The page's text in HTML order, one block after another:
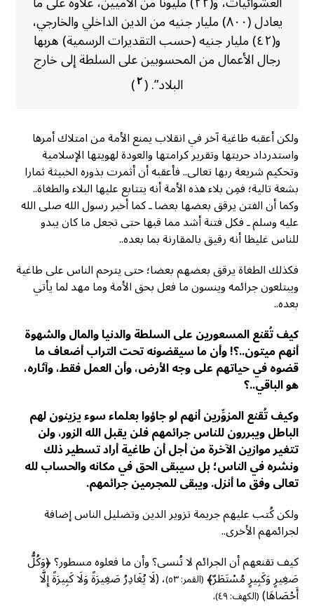
يعادل (٨٠٠) مليار جنيه من الدين الداخلي والخارجي،
و(٤٢) مليار جنيه (حسب التقديرات الرسمية) هربها
رجال الأعمال من المحسوبين على السلطة إلى خارج
البلاد”. (٢)
ولكن أعقبه طاغية آخر في انقلاب يمنع الأمة من امتلاك أمرها
واستدرداد حريتها وتقرير كرامتها والعودة لهويتها الإسلامية
وتحكيم شريعة ربها تعالى.. فأعقبه أن أثمرت بذوره الخبيثة ثمارا
بشعة تالية؛ فمِن بلاء هذه الأمة أنه يتتابع عليها البلاء والطغاة..
وكما أن الفتن يرقق بعضها بعضا ـ كما أخبر رسول الله صلى الله
عليه وسلم ـ فكل فتنة أشد مما قبها حتى تجعل ما كان يبدو
للناس غليظا أنه رقيق بالمقارنة بما بعده..
فكذلك الطغاة يرقق بعضهم بعضا؛ حتى يترحم الناس على طاغية
ويبتلعون جرائمه وينسون ما فعل بحق الأمة وما مهد لما يأتي
بعده..
كيف تُقنع المسعورين على السلطة والدنيا والمال والشهوة
أنهم ميتون..؟! وأن ما سيقضونه تحت التراب أضعاف ما
قضوه في حياتهم على وجه الأرض، وأن العمل فقط، وآثاره،
هو الباقي..؟
وكيف تُقنع المزوِّرين أنهم لو جاؤوا بعلماء سوء يزينون لهم
الباطل ويبررون للناس جرائمهم فلن يقبل الله الزور، ولن
تتغير موازين الآخرة من أجل أن طاغية أراد تسطير ذلك
ونشره في الناس؛ بل سيبقى الحق في مكانه والحساب لله
تعالى وفق ما أنزل. ويبقى للمجرمين جرائمهم.
ولكن كُتب عليهم جريمة تزوير الدين وتضليل الناس إضافة
لجرائمهم الأخرى..
كيف تقنعهم أن الجرائم لا تُنسى؟ وأن ما فعلوه مسطور؟ ﴿وَكُلُّ
صَغِيرٍ وَكَبِيرٍ مُسْتَطَرٌ﴾(القمر: ٥٣) ، (لَا يُغَادِرُ صَغِيرَةً وَلَا كَبِيرَةً إِلَّا
أَحْصَاهَا)(الكهف: ٤٩)
.